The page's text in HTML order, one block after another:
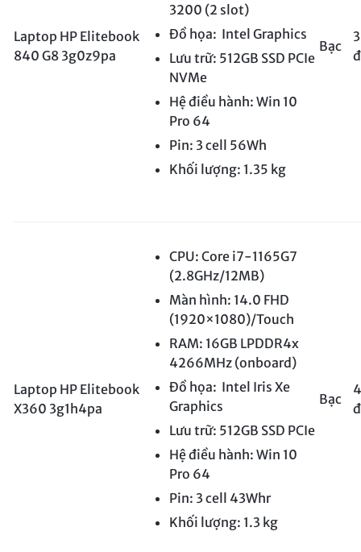
Laptop HP Elitebook
840 G8 3g0z9pa
3200 (2 slot)
Đồ họa: Intel Graphics
Lưu trữ: 512GB SSD PCIe
NVMe
Hệ điều hành: Win 10
Pro 64
Pin: 3 cell 56Wh
Khối lượng: 1.35 kg
Bạc
đ
Laptop HP Elitebook
X360 3g1h4pa
CPU: Core i7-1165G7
(2.8GHz/12MB)
Màn hình: 14.0 FHD
(1920×1080)/Touch
RAM: 16GB LPDDR4x
4266MHz (onboard)
Đồ họa: Intel Iris Xe
Graphics
Lưu trữ: 512GB SSD PCIe
Hệ điều hành: Win 10
Pro 64
Pin: 3 cell 43Whr
Khối lượng: 1.3 kg
Bạc
đ